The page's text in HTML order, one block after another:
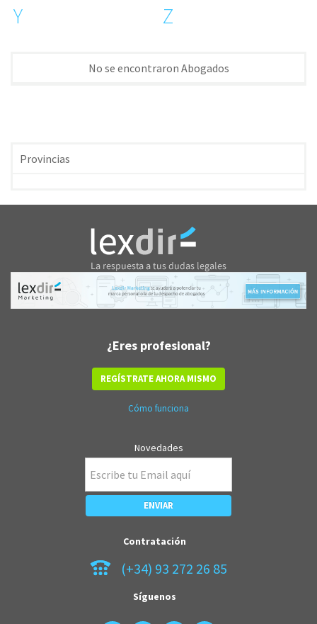
Y
Z
No se encontraron Abogados
Provincias
¿Eres profesional?
REGÍSTRATE AHORA MISMO
Cómo funciona
Novedades
Contratación
(+34) 93 272 26 85
Síguenos